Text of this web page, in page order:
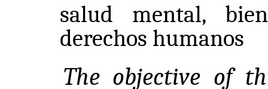
salud mental,
derechos humanos
The objective of